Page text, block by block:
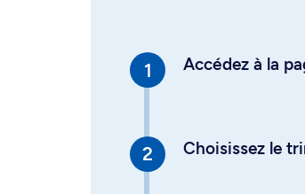
Accédez à la
Choisissez le